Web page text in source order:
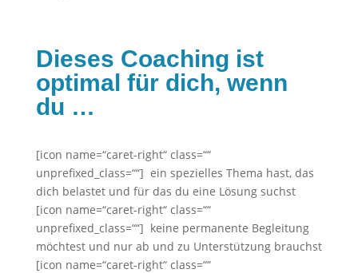
Dieses Coaching ist
optimal für dich, wenn
du …
[icon name=“caret-right“ class=““
unprefixed_class=““] ein spezielles Thema hast, das
dich belastet und für das du eine Lösung suchst
[icon name=“caret-right“ class=““
unprefixed_class=““] keine permanente Begleitung
möchtest und nur ab und zu Unterstützung brauchst
[icon name=“caret-right“ class=““